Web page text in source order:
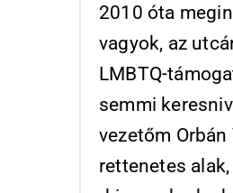
2010 óta
vagyok, az
LMBTQ-
semmi
vezetőm
rettenetes